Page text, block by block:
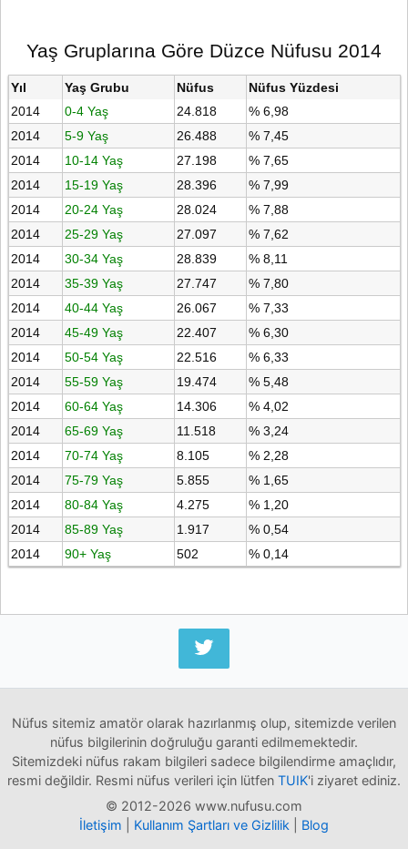
Yaş Gruplarına Göre Düzce Nüfusu 2014
Yıl Yaş Grubu Nüfus
Nüfus Yüzdesi
2014
0-4 Yaş 24.818
% 6,98
2014
5-9 Yaş 26.488
% 7,45
2014
10-14 Yaş 27.198
% 7,65
2014
15-19 Yaş 28.396
% 7,99
2014
20-24 Yaş 28.024
% 7,88
2014
25-29 Yaş 27.097
% 7,62
2014
30-34 Yaş 28.839
% 8,11
2014
35-39 Yaş 27.747
% 7,80
2014
40-44 Yaş 26.067
% 7,33
2014
45-49 Yaş 22.407
% 6,30
2014
50-54 Yaş 22.516
% 6,33
2014
55-59 Yaş 19.474
% 5,48
2014
60-64 Yaş 14.306
% 4,02
2014
65-69 Yaş 11.518
% 3,24
2014
70-74 Yaş 8.105
% 2,28
2014
75-79 Yaş 5.855
% 1,65
2014
80-84 Yaş 4.275
% 1,20
2014
85-89 Yaş 1.917
% 0,54
2014
90+ Yaş 502 % 0,14
Nüfus sitemiz amatör olarak hazırlanmış olup, sitemizde verilen
nüfus bilgilerinin doğruluğu garanti edilmemektedir.
Sitemizdeki nüfus rakam bilgileri sadece bilgilendirme amaçlıdır,
resmi değildir. Resmi nüfus verileri için lütfen TUIK'i ziyaret ediniz.
© 2012-2026 www.nufusu.com
İletişim
Kullanım Şartları ve Gizlilik Blog